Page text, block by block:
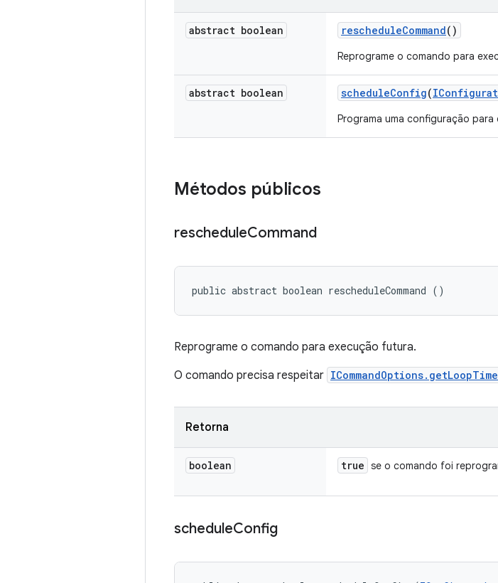
abstract boolean rescheduleCommand()
Reprograme o comando para
abstract boolean scheduleConfig(
Programa uma configuração
Métodos públicos
rescheduleCommand
public abstract boolean rescheduleCommand ()
Reprograme o comando para execução futura.
O comando precisa respeitar
Retorna
boolean true se o comando foi
scheduleConfig